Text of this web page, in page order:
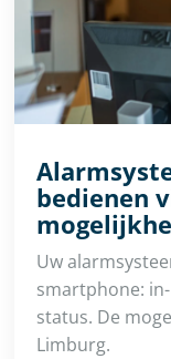
bedienen
Uw
smartphone:
status. De
Limburg.